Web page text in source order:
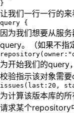
让我们一行一行的来
因为我们想要从服
query。（如果不指
为开始我们的query
校验指示该对象需
为计算该版本库的
请求某个repository